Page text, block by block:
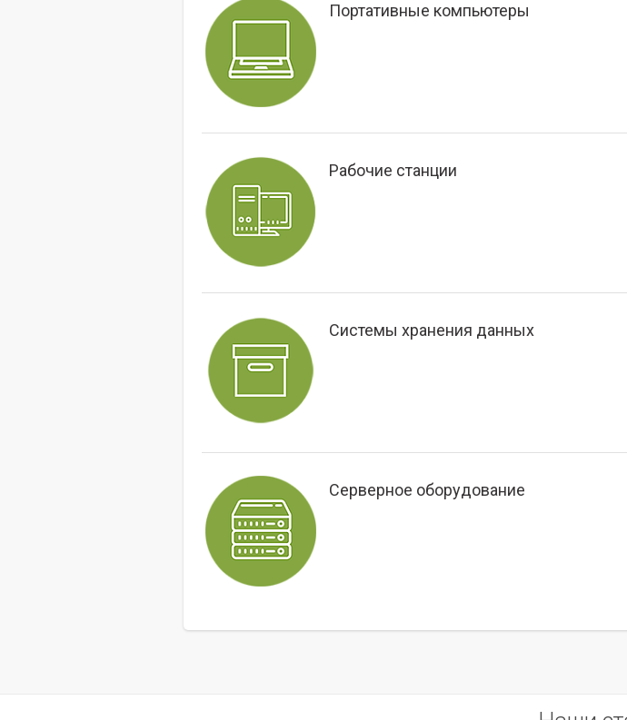
Портативные компьютеры
Рабочие станции
Системы хранения данных
Серверное оборудование